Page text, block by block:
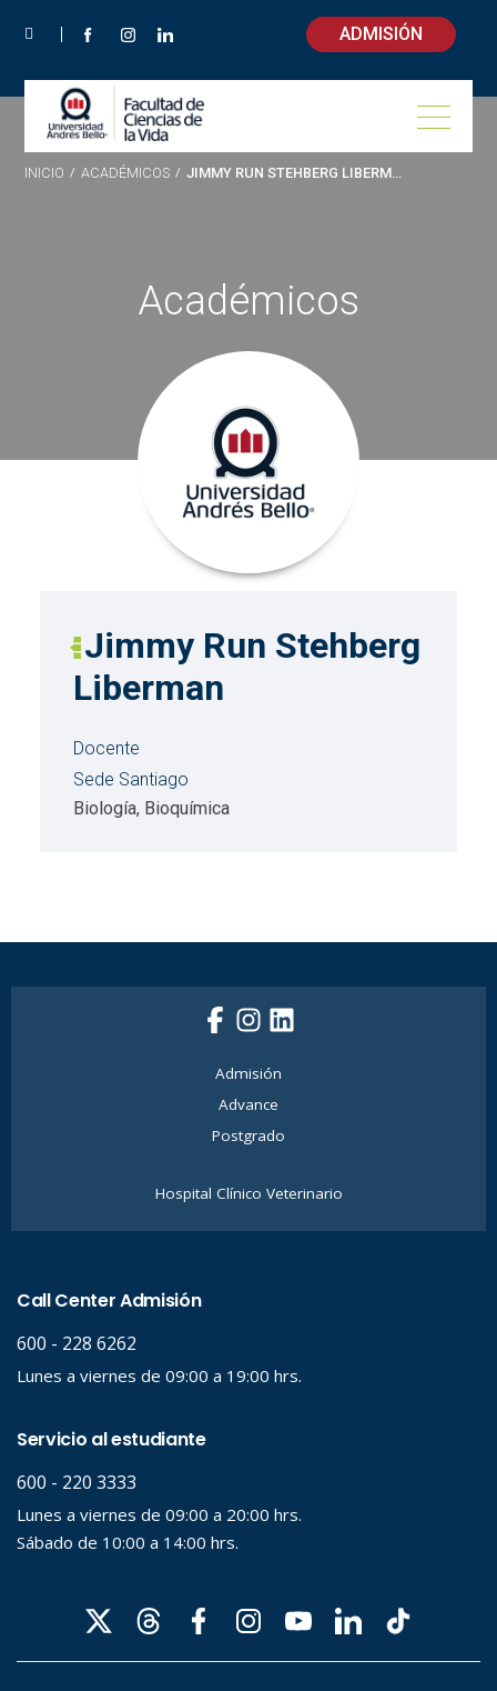
ADMISIÓN
INICIO / ACADÉMICOS /
Académicos
Jimmy Run Stehberg
Liberman
Docente
Sede Santiago
Biología, Bioquímica